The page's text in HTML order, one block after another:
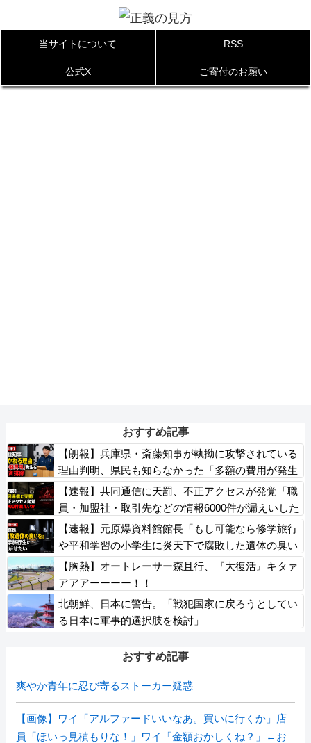
当サイトについて RSS
公式X ご寄付のお願い
おすすめ記事
【朗報】兵庫県・斎藤知事が執拗に攻撃されている
理由判明、県民も知らなかった「多額の費用が発生
する状況」を一斉排除
【速報】共同通信に天罰、不正アクセスが発覚「職
員・加盟社・取引先などの情報6000件が漏えいした
可能性」
【速報】元原爆資料館館長「もし可能なら修学旅行
や平和学習の小学生に炎天下で腐敗した遺体の臭い
を再現し嗅がせたい」
【胸熱】オートレーサー森且行、『大復活』キタァ
アアアーーーー！！
北朝鮮、日本に警告。「戦犯国家に戻ろうとしてい
る日本に軍事的選択肢を検討」
おすすめ記事
爽やか青年に忍び寄るストーカー疑惑
【画像】ワイ「アルファードいいなあ。買いに行くか」店
員「ほいっ見積もりな！」ワイ「金額おかしくね？」←お